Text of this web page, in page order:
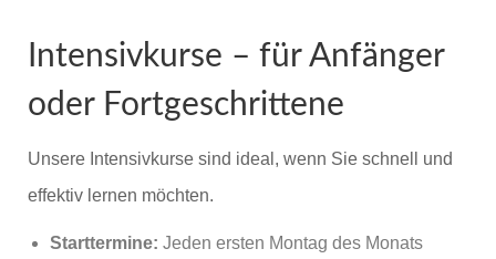
Intensivkurse – für Anfänger
oder Fortgeschrittene
Unsere Intensivkurse sind ideal, wenn Sie schnell und
effektiv lernen möchten.
Starttermine: Jeden ersten Montag des Monats